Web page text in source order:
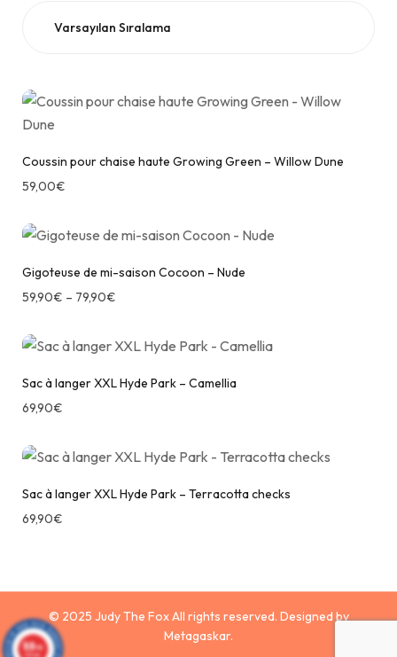
Coussin pour chaise haute Growing Green – Willow Dune
59,00€
Gigoteuse de mi-saison Cocoon – Nude
59,90€ – 79,90€
Sac à langer XXL Hyde Park – Camellia
69,90€
Sac à langer XXL Hyde Park – Terracotta checks
69,90€
© 2025 Judy The Fox All rights reserved. Designed by
Metagaskar.
9.9/10
629 avis